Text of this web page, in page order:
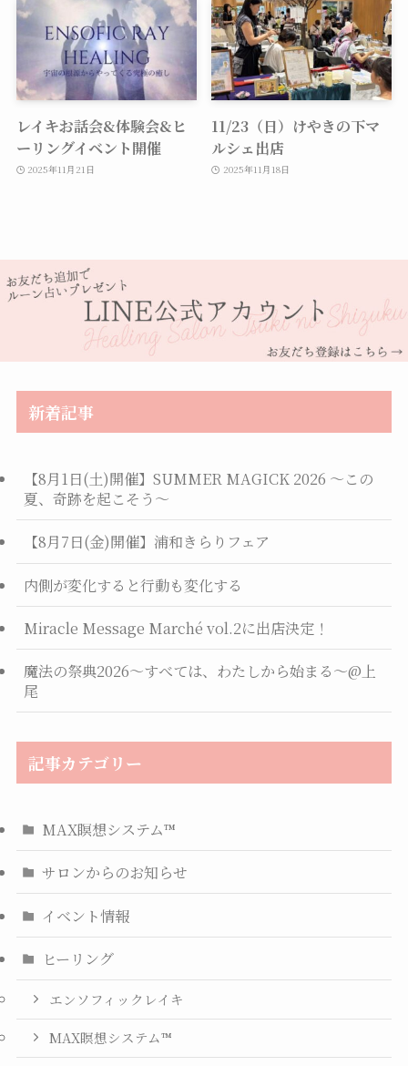
レイキお話会&体験会&ヒ
ーリングイベント開催
2025年11月21日
11/23（日）けやきの下マ
ルシェ出店
2025年11月18日
新着記事
【8月1日(土)開催】SUMMER MAGICK 2026 ～この
夏、奇跡を起こそう～
【8月7日(金)開催】浦和きらりフェア
内側が変化すると行動も変化する
Miracle Message Marché vol.2に出店決定！
魔法の祭典2026〜すべては、わたしから始まる〜@上
尾
記事カテゴリー
MAX瞑想システム™
サロンからのお知らせ
イベント情報
ヒーリング
エンソフィックレイキ
MAX瞑想システム™